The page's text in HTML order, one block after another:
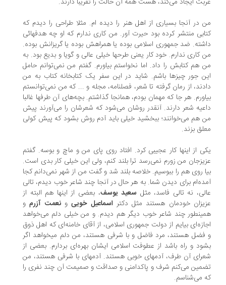
در آنجا بسیاری از اهل هنر را دیده ام. مثلا طراحی را دیدم که
منتشر کرده بود حیرت آور. من کاری ندارم که او چه هدفهائی
ضد جمهوری اسلامی بوده یا همراهش بوده یا گریزانش بوده.
کاری ندارم. خود کار یعنی طرحها خیلی عالی و گویا و بدیع بود. به
هم کتابش را داد. اما نخواستم بیاورم. گفتم من نمی‌توانم حامل
جور چیزها باشم. شاید در این سفر یک کتابخانه کتاب به من
از رمان گرفته تا شعر، فصلنامه، مجله و ... که من نمی‌توانستم
هر جا که مهمان بودم، همانجا گذاشتم. بچه‌های آن طرفها غالبا
شعر دارند. آنقدر روشان می‌شود که شعرشان را می‌آورند پیش
هم می‌خوانند؛ ببخشید خیلی باید آدم روش بشود که پیش کولی
بزند.
از اینها کار عجیبی کرد. افتاد روی پای من و ماچ و بوسه. گفتم
من زورم نمی‌رسد ترا بلند کنم، ولی این خیلی کار بدی است.
روی هم را ببوسیم. خلاصه بلند شد و گفت من از شهر نمی‌دانم کجا
برای دیدن شما. به هر حال در آنجا چند شاعر خوب دیدم، تالی
نه تالی فاسد، مثلسعید یوسف ، بعضی از اینها هم البته از
خودمان هستند مثل دکتراسماعیل خوییونعمت آزرمو
چند شاعر خوب دیگر هم دیدم. و من خیلی دلم می‌خواهد
بیایم از دولت جمهوری اسلامی، از آقای خامنه‌ای که اهل ذوق
هستند، مرد فاضل و با شرفی هستند، من دلم میخواهد اگر
و راه باشد از عطوفت اسلامی ایشان بهره‌ای بردارم. بعضی از
آن طرف، آدمهای خوبی هستند. آدمهای با شرفی هستند، من
می‌کنم شرف و پاکدامنی و صداقت و صمیمت آن چند نفری را
می‌شناسم.